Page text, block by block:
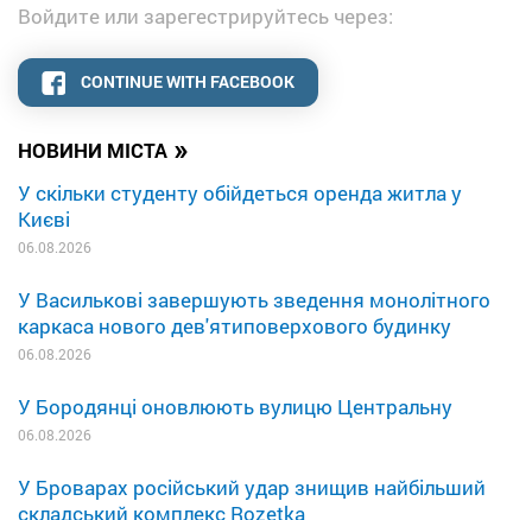
НОВИНИ МІСТА »
У скільки студенту обійдеться оренда житла у
Києві
06.08.2026
У Василькові завершують зведення монолітного
каркаса нового дев'ятиповерхового будинку
06.08.2026
У Бородянці оновлюють вулицю Центральну
06.08.2026
У Броварах російський удар знищив найбільший
складський комплекс Rozetka
Войдите или зарегестрируйтесь через:
CONTINUE WITH FACEBOOK